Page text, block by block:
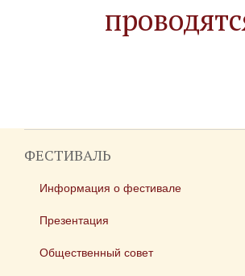
ФЕСТИВАЛЬ
Информация о фестивале
Презентация
Общественный совет